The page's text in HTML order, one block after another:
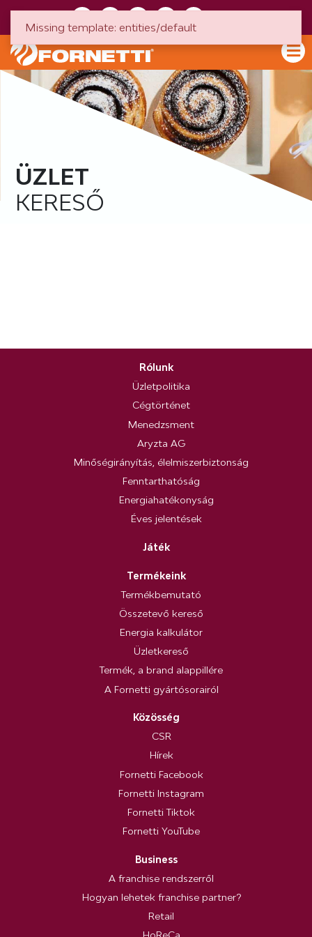
ÜZLET
KERESŐ
Rólunk
Üzletpolitika
Cégtörténet
Menedzsment
Aryzta AG
Minőségirányítás, élelmiszerbiztonság
Fenntarthatóság
Energiahatékonyság
Éves jelentések
Játék
Termékeink
Termékbemutató
Összetevő kereső
Energia kalkulátor
Üzletkereső
Termék, a brand alappillére
A Fornetti gyártósorairól
Közösség
CSR
Hírek
Fornetti Facebook
Fornetti Instagram
Fornetti Tiktok
Fornetti YouTube
Business
A franchise rendszerről
Hogyan lehetek franchise partner?
Retail
Missing template: entities/default